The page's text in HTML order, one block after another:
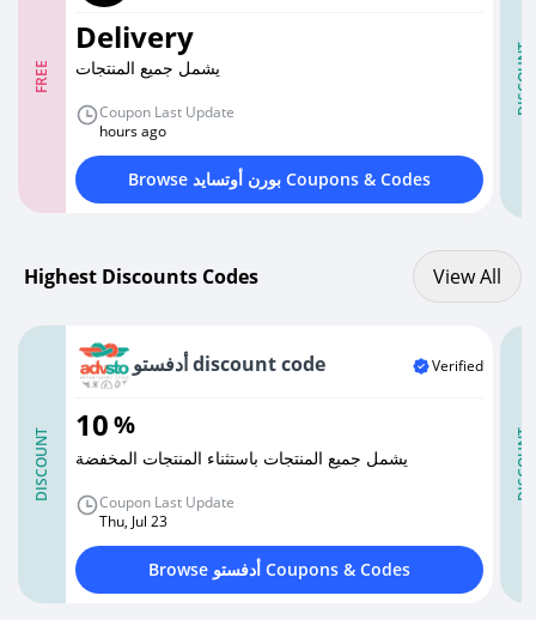
FREE
Delivery
يشمل جميع المنتجات
Coupon Last Update
hours ago
Browse بورن أوتسايد Coupons & Codes
DISCOUNT
Highest Discounts Codes
View All discount codes
View All
DISCOUNT
أدفستو discount code Verified
10%
يشمل جميع المنتجات باستثناء المنتجات المخفضة
Coupon Last Update
Thu, Jul 23
Browse أدفستو Coupons & Codes
DISCOUNT